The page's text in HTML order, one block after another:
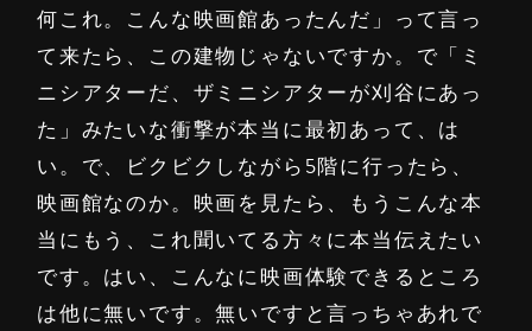
何これ。こんな映画館あったんだ」って言っ
て来たら、この建物じゃないですか。で「ミ
ニシアターだ、ザミニシアターが刈谷にあっ
た」みたいな衝撃が本当に最初あって、は
い。で、ビクビクしながら5階に行ったら、
映画館なのか。映画を見たら、もうこんな本
当にもう、これ聞いてる方々に本当伝えたい
です。はい、こんなに映画体験できるところ
は他に無いです。無いですと言っちゃあれで